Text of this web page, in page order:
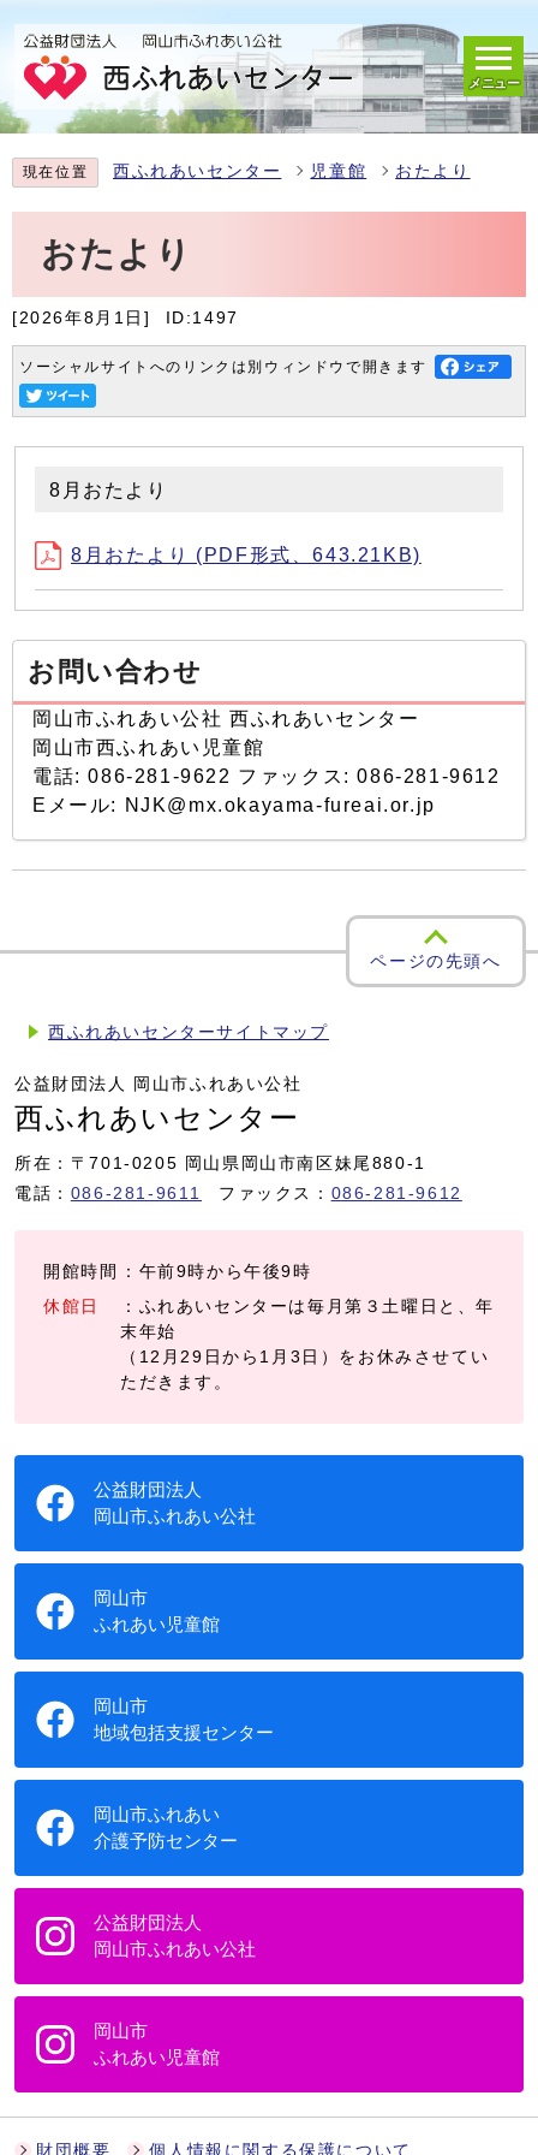
メニュー
現在位置 西ふれあいセンター 児童館 おたより
おたより
[2026年8月1日] ID:1497
ソーシャルサイトへのリンクは別ウィンドウで開きます
8月おたより
8月おたより (PDF形式、643.21KB)
お問い合わせ
岡山市ふれあい公社 西ふれあいセンター
岡山市西ふれあい児童館
電話: 086-281-9622 ファックス: 086-281-9612
Eメール: NJK@mx.okayama-fureai.or.jp
ページの先頭へ
西ふれあいセンターサイトマップ
公益財団法人 岡山市ふれあい公社
西ふれあいセンター
所在：〒701-0205 岡山県岡山市南区妹尾880-1
電話： 086-281-9611 ファックス： 086-281-9612
開館時間
：午前9時から午後9時
休館日
：ふれあいセンターは毎月第３土曜日と、年
末年始
（12月29日から1月3日）をお休みさせてい
ただきます。
公益財団法人
岡山市ふれあい公社
岡山市
ふれあい児童館
岡山市
地域包括支援センター
岡山市ふれあい
介護予防センター
公益財団法人
岡山市ふれあい公社
岡山市
ふれあい児童館
財団概要 個人情報に関する保護について